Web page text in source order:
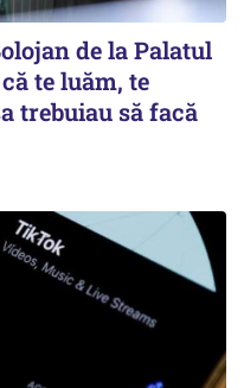
de la Palatul
te luăm, te
trebuiau să facă